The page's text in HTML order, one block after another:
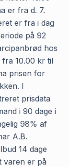
er fra d. 7.
er fra i dag
på 92
hos
fra 10.00 kr til
prisen for
I
prisdata
i 90 dage i
98% af
A.B.
14 dage
varen er på